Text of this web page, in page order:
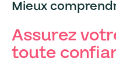
Mieux
Assurez
toute